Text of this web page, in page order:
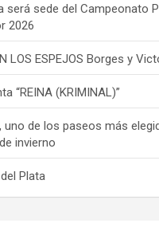
será sede del Campeonato
2026
LOS ESPEJOS Borges y
“REINA (KRIMINAL)”
uno de los paseos más
invierno
Plata